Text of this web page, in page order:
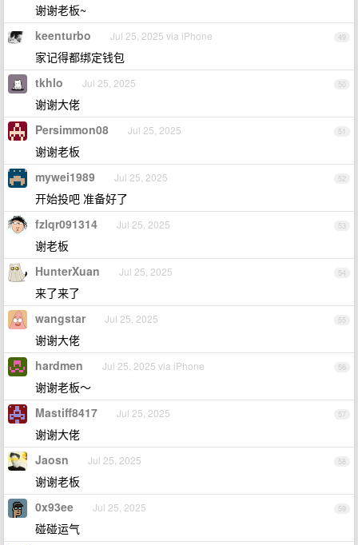
谢谢老板~
49
keenturbo Jul 25, 2025 via iPhone
家记得都绑定钱包
50
tkhlo Jul 25, 2025
谢谢大佬
51
Persimmon08 Jul 25, 2025
谢谢老板
52
mywei1989 Jul 25, 2025
开始投吧 准备好了
53
fzlqr091314 Jul 25, 2025
谢老板
54
HunterXuan Jul 25, 2025
来了来了
55
wangstar Jul 25, 2025
谢谢大佬
56
hardmen Jul 25, 2025 via iPhone
谢谢老板～
57
Mastiff8417 Jul 25, 2025
谢谢大佬
58
Jaosn Jul 25, 2025
谢谢老板
59
0x93ee Jul 25, 2025
碰碰运气